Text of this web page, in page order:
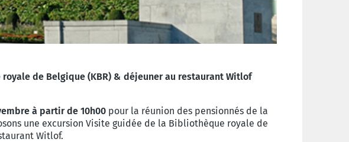
de Belgique (KBR) & déjeuner au restaurant Witlof
à partir de 10h00 pour la réunion des pensionnés de la
une excursion Visite guidée de la Bibliothèque royale de
Witlof.